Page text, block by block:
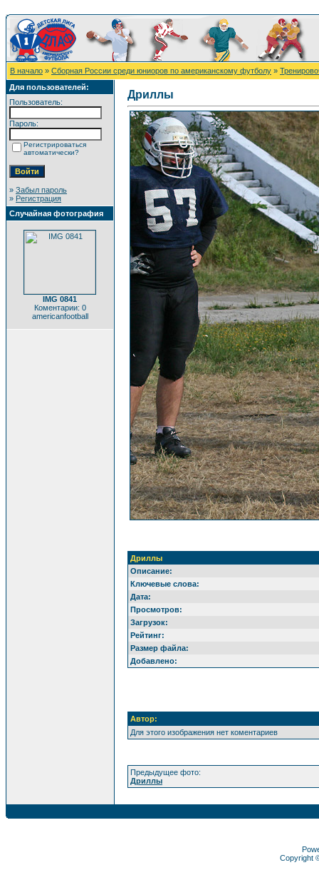
В начало » Сборная России среди юниоров по американскому футболу »
Для пользователей:
Пользователь:
Пароль:
Регистрироваться
автоматически?
» Забыл пароль
» Регистрация
Случайная фотография
IMG 0841
Коментарии: 0
americanfootball
Дриллы
Дриллы
Описание:
Ключевые слова:
Дата:
Просмотров:
Загрузок:
Рейтинг:
Размер файла:
Добавлено:
Автор:
Для этого изображения нет коментариев
Предыдущее фото:
Дриллы
Copyright